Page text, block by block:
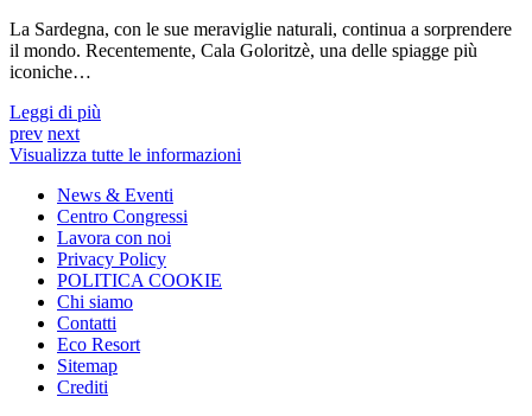
La Sardegna, con le sue meraviglie naturali, continua a sorprendere
il mondo. Recentemente, Cala Goloritzè, una delle spiagge più
iconiche…
Leggi di più
prev next
Visualizza tutte le informazioni
News & Eventi
Centro Congressi
Lavora con noi
Privacy Policy
POLITICA COOKIE
Chi siamo
Contatti
Eco Resort
Sitemap
Crediti